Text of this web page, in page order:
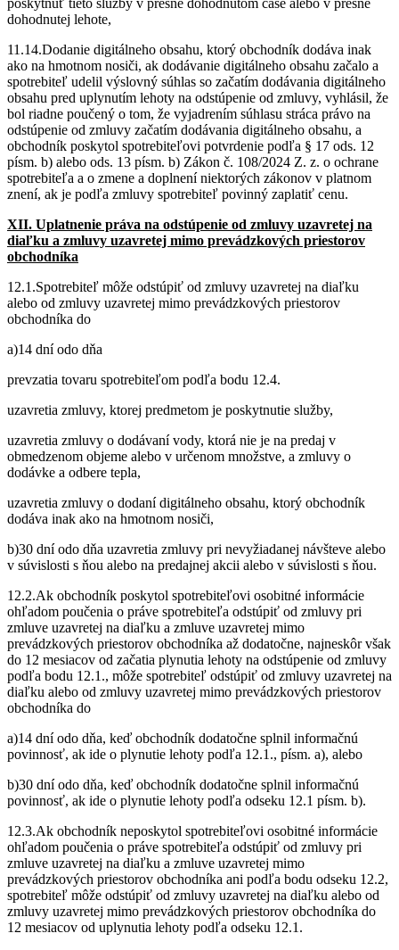
dohodnutej lehote,
11.14.Dodanie digitálneho obsahu, ktorý obchodník dodáva inak
ako na hmotnom nosiči, ak dodávanie digitálneho obsahu začalo a
spotrebiteľ udelil výslovný súhlas so začatím dodávania digitálneho
obsahu pred uplynutím lehoty na odstúpenie od zmluvy, vyhlásil, že
bol riadne poučený o tom, že vyjadrením súhlasu stráca právo na
odstúpenie od zmluvy začatím dodávania digitálneho obsahu, a
obchodník poskytol spotrebiteľovi potvrdenie podľa § 17 ods. 12
písm. b) alebo ods. 13 písm. b) Zákon č. 108/2024 Z. z. o ochrane
spotrebiteľa a o zmene a doplnení niektorých zákonov v platnom
znení, ak je podľa zmluvy spotrebiteľ povinný zaplatiť cenu.
XII. Uplatnenie práva na odstúpenie od zmluvy uzavretej na
diaľku a zmluvy uzavretej mimo prevádzkových priestorov
obchodníka
12.1.Spotrebiteľ môže odstúpiť od zmluvy uzavretej na diaľku
alebo od zmluvy uzavretej mimo prevádzkových priestorov
obchodníka do
a)14 dní odo dňa
prevzatia tovaru spotrebiteľom podľa bodu 12.4.
uzavretia zmluvy, ktorej predmetom je poskytnutie služby,
uzavretia zmluvy o dodávaní vody, ktorá nie je na predaj v
obmedzenom objeme alebo v určenom množstve, a zmluvy o
dodávke a odbere tepla,
uzavretia zmluvy o dodaní digitálneho obsahu, ktorý obchodník
dodáva inak ako na hmotnom nosiči,
b)30 dní odo dňa uzavretia zmluvy pri nevyžiadanej návšteve alebo
v súvislosti s ňou alebo na predajnej akcii alebo v súvislosti s ňou.
12.2.Ak obchodník poskytol spotrebiteľovi osobitné informácie
ohľadom poučenia o práve spotrebiteľa odstúpiť od zmluvy pri
zmluve uzavretej na diaľku a zmluve uzavretej mimo
prevádzkových priestorov obchodníka až dodatočne, najneskôr však
do 12 mesiacov od začatia plynutia lehoty na odstúpenie od zmluvy
podľa bodu 12.1., môže spotrebiteľ odstúpiť od zmluvy uzavretej na
diaľku alebo od zmluvy uzavretej mimo prevádzkových priestorov
obchodníka do
a)14 dní odo dňa, keď obchodník dodatočne splnil informačnú
povinnosť, ak ide o plynutie lehoty podľa 12.1., písm. a), alebo
b)30 dní odo dňa, keď obchodník dodatočne splnil informačnú
povinnosť, ak ide o plynutie lehoty podľa odseku 12.1 písm. b).
12.3.Ak obchodník neposkytol spotrebiteľovi osobitné informácie
ohľadom poučenia o práve spotrebiteľa odstúpiť od zmluvy pri
zmluve uzavretej na diaľku a zmluve uzavretej mimo
prevádzkových priestorov obchodníka ani podľa bodu odseku 12.2,
spotrebiteľ môže odstúpiť od zmluvy uzavretej na diaľku alebo od
zmluvy uzavretej mimo prevádzkových priestorov obchodníka do
12 mesiacov od uplynutia lehoty podľa odseku 12.1.